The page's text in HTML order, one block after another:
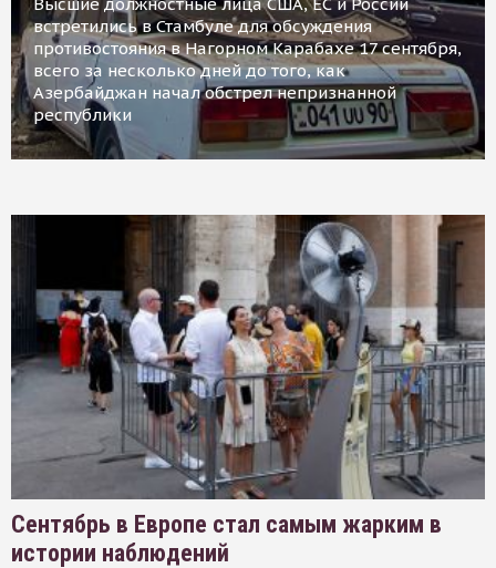
встретились в Стамбуле для обсуждения
противостояния в Нагорном Карабахе 17 сентября,
всего за несколько дней до того, как
Азербайджан начал обстрел непризнанной
республики
Сентябрь в Европе стал самым жарким в
истории наблюдений